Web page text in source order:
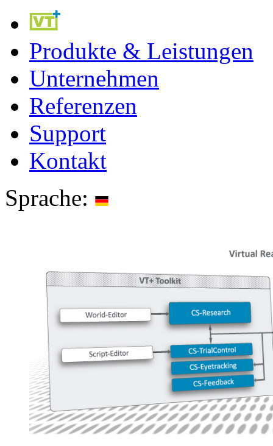
Produkte & Leistungen
Unternehmen
Referenzen
Support
Kontakt
Sprache: